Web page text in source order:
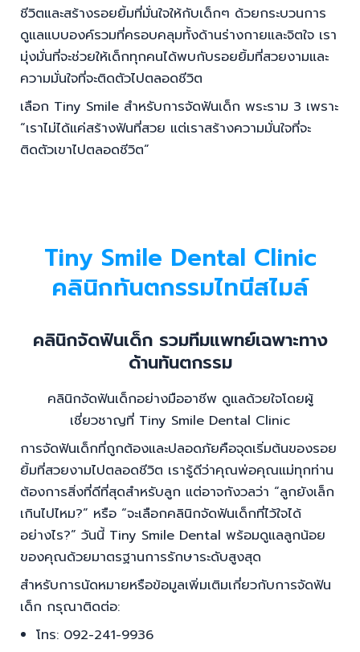
ชีวิตและสร้างรอยยิ้มที่มั่นใจให้กับเด็กๆ ด้วยกระบวนการ
ดูแลแบบองค์รวมที่ครอบคลุมทั้งด้านร่างกายและจิตใจ เรา
มุ่งมั่นที่จะช่วยให้เด็กทุกคนได้พบกับรอยยิ้มที่สวยงามและ
ความมั่นใจที่จะติดตัวไปตลอดชีวิต
เลือก Tiny Smile สำหรับการจัดฟันเด็ก พระราม 3 เพราะ
“เราไม่ได้แค่สร้างฟันที่สวย แต่เราสร้างความมั่นใจที่จะ
ติดตัวเขาไปตลอดชีวิต”
Tiny Smile Dental Clinic
คลินิกทันตกรรมไทนีสไมล์
คลินิกจัดฟันเด็ก รวมทีมแพทย์เฉพาะทาง
ด้านทันตกรรม
คลินิกจัดฟันเด็กอย่างมืออาชีพ ดูแลด้วยใจโดยผู้
เชี่ยวชาญที่ Tiny Smile Dental Clinic
การจัดฟันเด็กที่ถูกต้องและปลอดภัยคือจุดเริ่มต้นของรอย
ยิ้มที่สวยงามไปตลอดชีวิต เรารู้ดีว่าคุณพ่อคุณแม่ทุกท่าน
ต้องการสิ่งที่ดีที่สุดสำหรับลูก แต่อาจกังวลว่า “ลูกยังเล็ก
เกินไปไหม?” หรือ “จะเลือกคลินิกจัดฟันเด็กที่ไว้ใจได้
อย่างไร?” วันนี้ Tiny Smile Dental พร้อมดูแลลูกน้อย
ของคุณด้วยมาตรฐานการรักษาระดับสูงสุด
สำหรับการนัดหมายหรือข้อมูลเพิ่มเติมเกี่ยวกับการจัดฟัน
เด็ก กรุณาติดต่อ:
โทร: 092-241-9936